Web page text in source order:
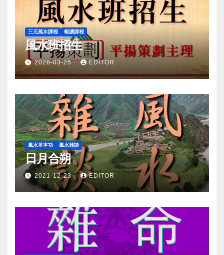
三元風水課程 報讀課程
風水班招生
2026-03-25 EDITOR
風水基本功 風水雜談
日月合朔
2021-12-23 EDITOR